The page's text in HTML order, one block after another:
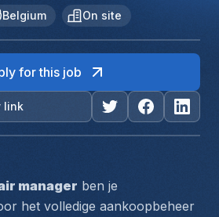
Belgium On site
link
for this job
manager ben je
het volledige aankoopbeheer